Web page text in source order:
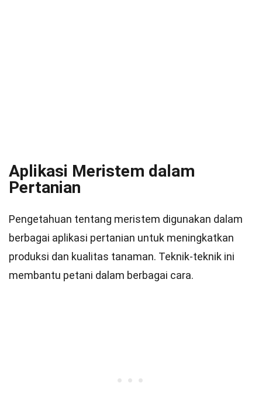
Aplikasi Meristem dalam
Pertanian
Pengetahuan tentang meristem digunakan dalam
berbagai aplikasi pertanian untuk meningkatkan
produksi dan kualitas tanaman. Teknik-teknik ini
membantu petani dalam berbagai cara.